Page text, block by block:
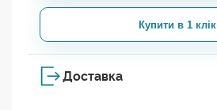
Купити в 1 клік
Доставка